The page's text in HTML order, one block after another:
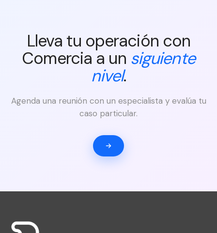
Lleva tu operación con
Comercia a un siguiente
nivel.
Agenda una reunión con un especialista y evalúa tu
caso particular.